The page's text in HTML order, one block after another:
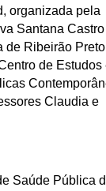
organizada pela
Santana Castro
de Ribeirão
de Estudos
Claudia e
Saúde Pública